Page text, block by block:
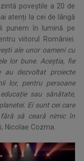
poveștile a 20 de
atenți la cei de lângă
punem în lumină pe
viitorul României.
ale unor oameni cu
lor bune. Aceștia, fie
dezvoltat proiecte
lor, pentru persoane
sau sănătate,
Ei sunt cei care
fără să ceară nimic în
Nicolae Cozma.